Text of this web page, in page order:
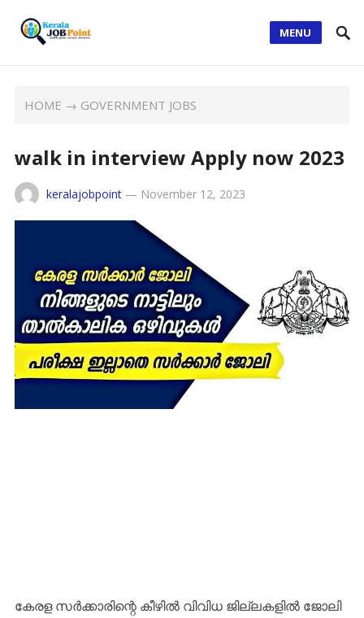
MENU
HOME → GOVERNMENT JOBS
walk in interview Apply now 2023
keralajobpoint— November 12, 2023
കേരള സര്‍ക്കാരിന്റെ കീഴില്‍ വിവിധ ജില്ലകളില്‍ ജോലി